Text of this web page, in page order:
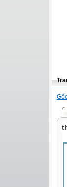
Gốc